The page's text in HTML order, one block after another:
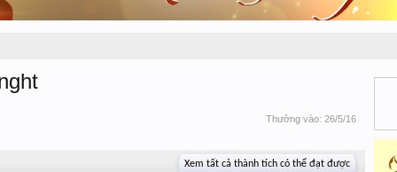
Thưởng vào: 26/5/16
Xem tất cả thành tích có thể đạt được